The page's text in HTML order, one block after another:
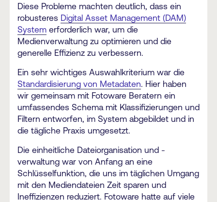
Diese Probleme machten deutlich, dass ein
robusteres Digital Asset Management (DAM)
System erforderlich war, um die
Medienverwaltung zu optimieren und die
generelle Effizienz zu verbessern.
Ein sehr wichtiges Auswahlkriterium war die
Standardisierung von Metadaten. Hier haben
wir gemeinsam mit Fotoware Beratern ein
umfassendes Schema mit Klassifizierungen und
Filtern entworfen, im System abgebildet und in
die tägliche Praxis umgesetzt.
Die einheitliche Dateiorganisation und -
verwaltung war von Anfang an eine
Schlüsselfunktion, die uns im täglichen Umgang
mit den Mediendateien Zeit sparen und
Ineffizienzen reduziert. Fotoware hatte auf viele